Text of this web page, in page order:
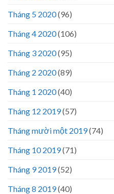
Tháng 5 2020(96)
Tháng 4 2020(106)
Tháng 3 2020(95)
Tháng 2 2020(89)
Tháng 1 2020(40)
Tháng 12 2019(57)
Tháng mười một 2019(74)
Tháng 10 2019(71)
Tháng 9 2019(52)
Tháng 8 2019(40)